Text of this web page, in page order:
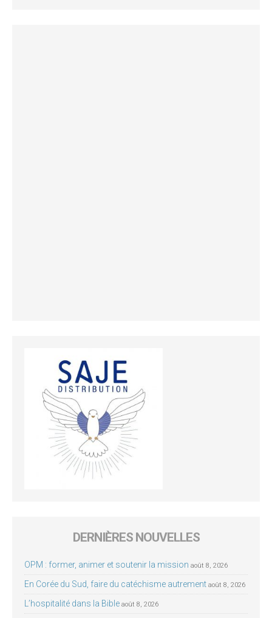
DERNIÈRES NOUVELLES
OPM : former, animer et soutenir la mission août 8, 2026
En Corée du Sud, faire du catéchisme autrement août 8, 2026
L’hospitalité dans la Bible août 8, 2026